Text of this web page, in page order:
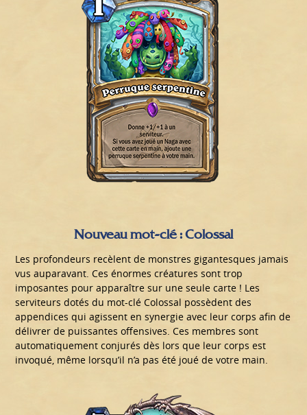
Nouveau mot-clé : Colossal
Les profondeurs recèlent de monstres gigantesques jamais
vus auparavant. Ces énormes créatures sont trop
imposantes pour apparaître sur une seule carte ! Les
serviteurs dotés du mot-clé Colossal possèdent des
appendices qui agissent en synergie avec leur corps afin de
délivrer de puissantes offensives. Ces membres sont
automatiquement conjurés dès lors que leur corps est
invoqué, même lorsqu’il n’a pas été joué de votre main.